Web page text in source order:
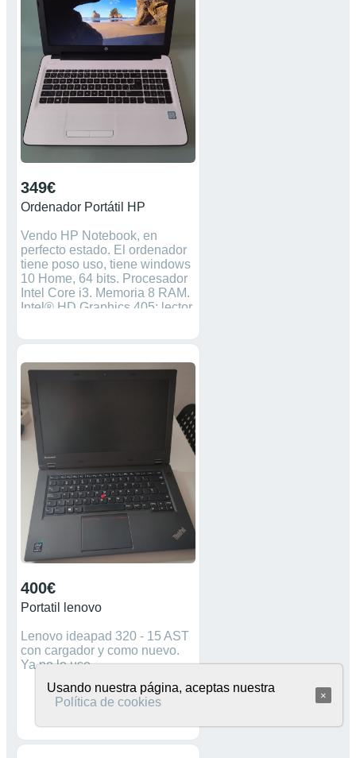
349€
Ordenador Portátil HP
Vendo HP Notebook, en
perfecto estado. El ordenador
tiene poso uso, tiene windows
10 Home, 64 bits. Procesador
Intel Core i3. Memoria 8 RAM.
Intel®️ HD Graphics 405; lector
10/100 BASE-T Ethernet LAN;
USB 2.0; 1 HDMI; 1 RJ-45; 1
headphone/microphone
combo; Webcam: HP
TrueVision HD Webcam (front-
facing), con micrófono digital;
Medidas: 38,4 x 25,5 x 2,4 cm;
Peso 2,14 kg: Adaptador de 45
W AC. En muy buen estado.
Formateado y puesto a punto
con configuración de fábrica
para el nuevo usuario. Vendo
por mudanza, más artículos en
mi perfil.
400€
Portatil lenovo
Lenovo ideapad 320 - 15 AST
con cargador y como nuevo.
Ya no lo uso.
Usando nuestra página, aceptas nuestra
Política de cookies
×